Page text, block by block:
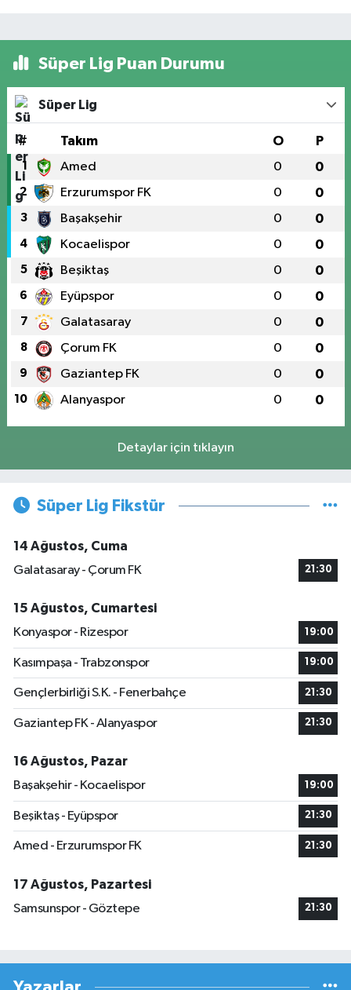
Süper Lig Puan Durumu
Süper Lig
# Takım O P
1 Amed 0 0
2 Erzurumspor FK 0 0
3 Başakşehir 0 0
4 Kocaelispor 0 0
5 Beşiktaş 0 0
6 Eyüpspor 0 0
7 Galatasaray 0 0
8 Çorum FK 0 0
9 Gaziantep FK 0 0
10 Alanyaspor 0 0
Detaylar için tıklayın
Süper Lig Fikstür
14 Ağustos, Cuma
Galatasaray - Çorum FK
21:30
15 Ağustos, Cumartesi
Konyaspor - Rizespor
19:00
Kasımpaşa - Trabzonspor 19:00
Gençlerbirliği S.K. - Fenerbahçe 21:30
Gaziantep FK - Alanyaspor 21:30
16 Ağustos, Pazar
Başakşehir - Kocaelispor
19:00
Beşiktaş - Eyüpspor 21:30
Amed - Erzurumspor FK 21:30
17 Ağustos, Pazartesi
Samsunspor - Göztepe
21:30